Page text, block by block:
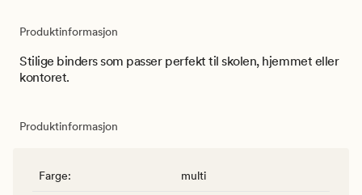
Produktinformasjon
Stilige binders som passer perfekt til skolen, hjemmet eller
kontoret.
Produktinformasjon
Farge: multi